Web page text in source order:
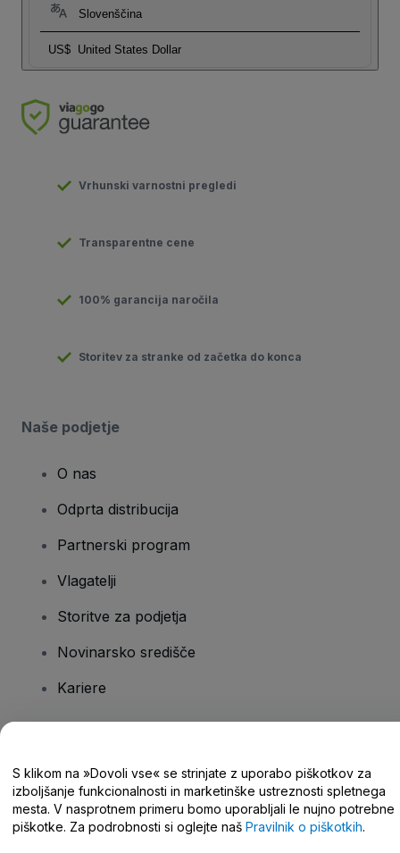
Slovenščina
US$ United States Dollar
Vrhunski varnostni pregledi
Transparentne cene
100% garancija naročila
Storitev za stranke od začetka do konca
Naše podjetje
O nas
Odprta distribucija
Partnerski program
Vlagatelji
Storitve za podjetja
Novinarsko središče
Kariere
Središče za pomoč/stik z nami
S klikom na »Dovoli vse« se strinjate z uporabo piškotkov za
izboljšanje funkcionalnosti in marketinške ustreznosti spletnega
mesta. V nasprotnem primeru bomo uporabljali le nujno potrebne
piškotke. Za podrobnosti si oglejte naš Pravilnik o piškotkih.